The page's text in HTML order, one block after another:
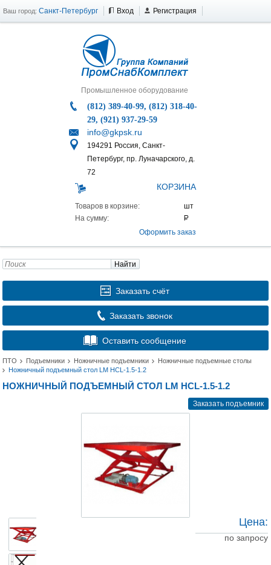
Ваш город: Санкт-Петербург Вход Регистрация
Промышленное оборудование
(812) 389-40-99, (812) 318-40-
29, (921) 937-29-59
info@gkpsk.ru
194291 Россия, Санкт-
Петербург, пр. Луначарского, д.
72
КОРЗИНА
Товаров в корзине:
На сумму:
Оформить заказ
Найти
Заказать счёт
Заказать звонок
Оставить сообщение
ПТО Подъемники Ножничные подъемники
Ножничные подъемные столы
Ножничный подъемный стол LM HCL-1.5-1.2
НОЖНИЧНЫЙ ПОДЪЕМНЫЙ СТОЛ LM HCL-1.5-1.2
Заказать подъемник
Цена:
по запросу